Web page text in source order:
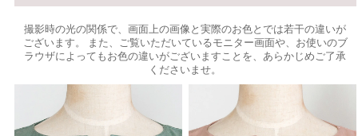
撮影時の光の関係で、画面上の画像と実際のお色とでは若干の違いが
ございます。 また、ご覧いただいているモニター画面や、お使いのブ
ラウザによってもお色の違いがございますことを、あらかじめご了承
くださいませ。